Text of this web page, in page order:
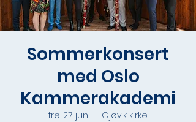
Sommerkonsert
med Oslo
Kammerakademi
fre. 27. juni
Gjøvik kirke